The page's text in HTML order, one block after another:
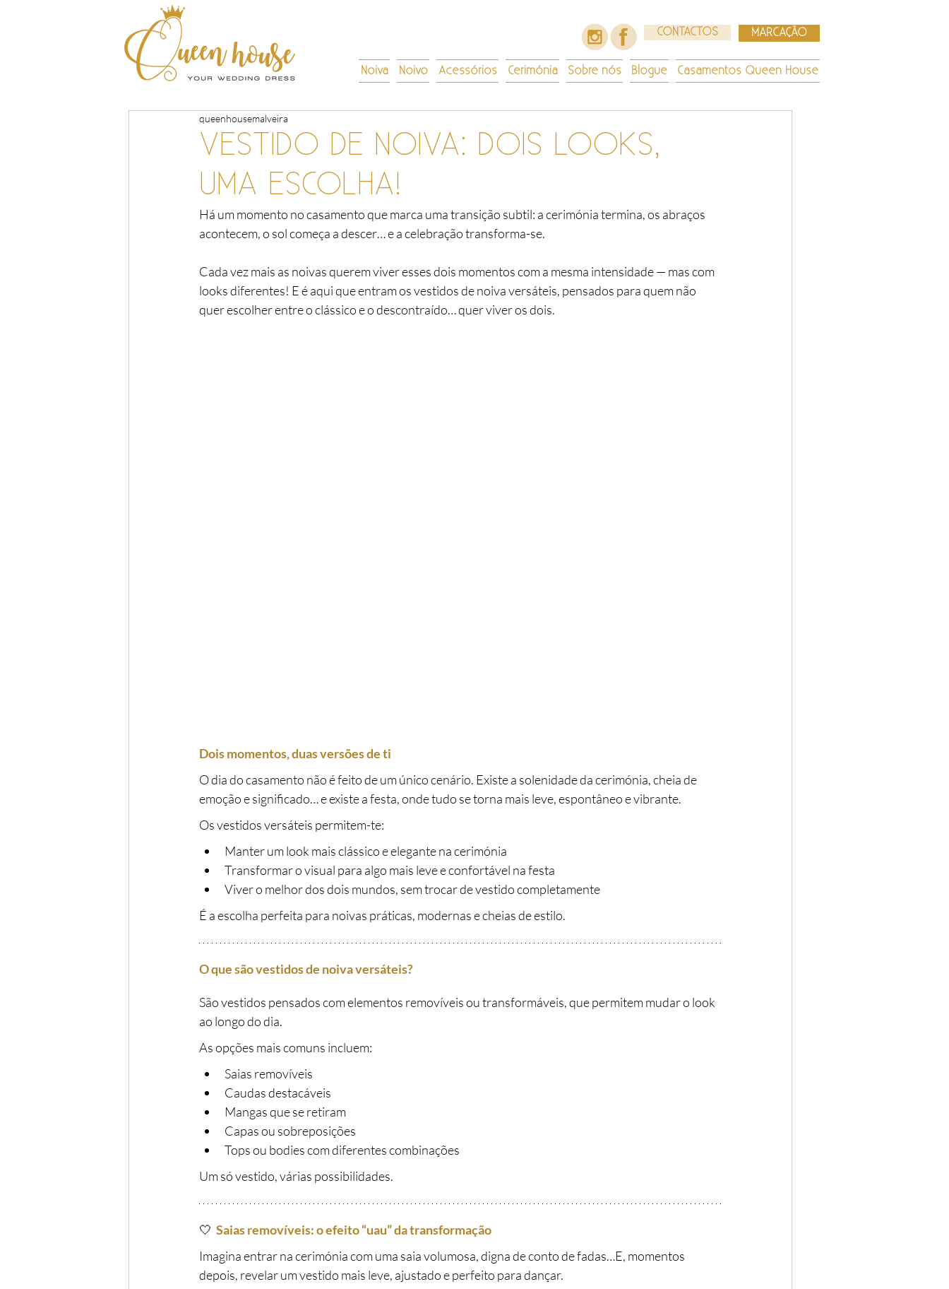
CONTACTOS MARCAÇÃO
Noiva Noivo Acessórios Cerimónia Sobre nós Blogue Casamentos Queen House
VESTIDO DE NOIVA: DOIS LOOKS,
UMA ESCOLHA!
queenhousemalveira
Há um momento no casamento que marca uma transição subtil: a cerimónia termina, os abraços
acontecem, o sol começa a descer… e a celebração transforma-se.
Cada vez mais as noivas querem viver esses dois momentos com a mesma intensidade — mas com
looks diferentes! E é aqui que entram os vestidos de noiva versáteis, pensados para quem não
quer escolher entre o clássico e o descontraído… quer viver os dois.
Dois momentos, duas versões de ti
O dia do casamento não é feito de um único cenário. Existe a solenidade da cerimónia, cheia de
emoção e significado… e existe a festa, onde tudo se torna mais leve, espontâneo e vibrante.
Os vestidos versáteis permitem-te:
Manter um look mais clássico e elegante na cerimónia
Transformar o visual para algo mais leve e confortável na festa
Viver o melhor dos dois mundos, sem trocar de vestido completamente
É a escolha perfeita para noivas práticas, modernas e cheias de estilo.
O que são vestidos de noiva versáteis?
São vestidos pensados com elementos removíveis ou transformáveis, que permitem mudar o look
ao longo do dia.
As opções mais comuns incluem:
Saias removíveis
Caudas destacáveis
Mangas que se retiram
Capas ou sobreposições
Tops ou bodies com diferentes combinações
Um só vestido, várias possibilidades.
🤍 Saias removíveis: o efeito “uau” da transformação
Imagina entrar na cerimónia com uma saia volumosa, digna de conto de fadas…E, momentos
depois, revelar um vestido mais leve, ajustado e perfeito para dançar.